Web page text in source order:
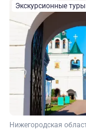
Экскурсионные туры